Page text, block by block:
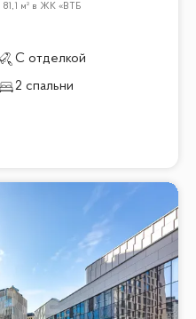
81,1 м² в ЖК «ВТБ
С отделкой
2 спальни